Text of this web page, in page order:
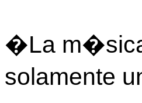
�La m�sica
solamente